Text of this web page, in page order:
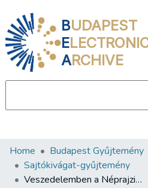
BUDAPEST
E
ARCHIVE
Communities & Collections
All of DSpace
Home Budapest Gyűjtemény
Sajtókivágat-gyűjtemény
Veszedelemben a Néprajzi Múzeum